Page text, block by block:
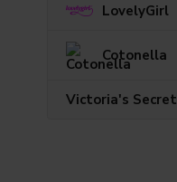
LovelyGirl
Cotonella
Victoria's Secret